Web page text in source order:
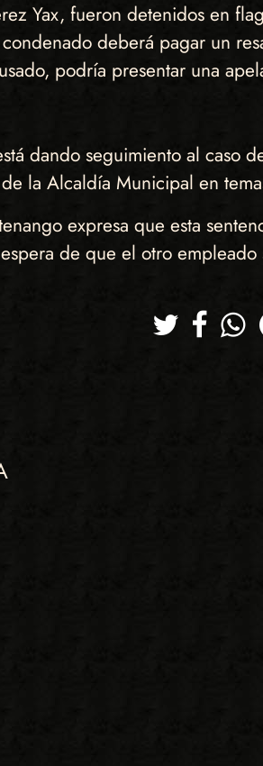
Yax, fueron detenidos en
deberá pagar un
podría presentar una
dando seguimiento al caso
la Alcaldía Municipal en
expresa que esta
de que el otro
TwitterFacebook